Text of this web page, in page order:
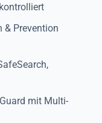
& Prevention
mit Multi-